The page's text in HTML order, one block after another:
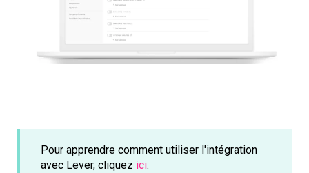
Pour apprendre comment utiliser l'intégration
avec Lever, cliquez ici.